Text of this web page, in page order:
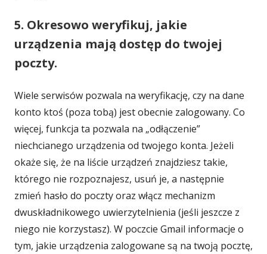
5. Okresowo weryfikuj, jakie
urządzenia mają dostęp do twojej
poczty.
Wiele serwisów pozwala na weryfikację, czy na dane
konto ktoś (poza tobą) jest obecnie zalogowany. Co
więcej, funkcja ta pozwala na „odłączenie”
niechcianego urządzenia od twojego konta. Jeżeli
okaże się, że na liście urządzeń znajdziesz takie,
którego nie rozpoznajesz, usuń je, a następnie
zmień hasło do poczty oraz włącz mechanizm
dwuskładnikowego uwierzytelnienia (jeśli jeszcze z
niego nie korzystasz). W poczcie Gmail informacje o
tym, jakie urządzenia zalogowane są na twoją pocztę,